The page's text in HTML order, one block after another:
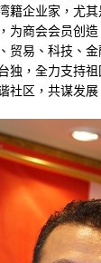
籍企业家，尤
为商会会员创
贸易、科技、
独，全力支持
社区，共谋发展